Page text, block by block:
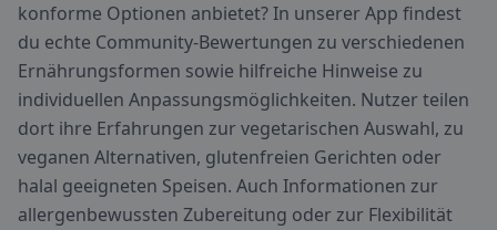
konforme Optionen anbietet? In unserer App findest
du echte Community-Bewertungen zu verschiedenen
Ernährungsformen sowie hilfreiche Hinweise zu
individuellen Anpassungsmöglichkeiten. Nutzer teilen
dort ihre Erfahrungen zur vegetarischen Auswahl, zu
veganen Alternativen, glutenfreien Gerichten oder
halal geeigneten Speisen. Auch Informationen zur
allergenbewussten Zubereitung oder zur Flexibilität